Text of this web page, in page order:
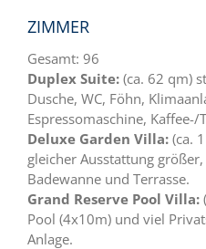
ZIMMER
Gesamt: 96
Duplex Suite: (ca. 62 qm)
Dusche, WC, Föhn,
Espressomaschine,
Deluxe Garden Villa: (ca.
gleicher Ausstattung
Badewanne und Terrasse.
Grand Reserve Pool Villa:
Pool (4x10m) und viel
Anlage.